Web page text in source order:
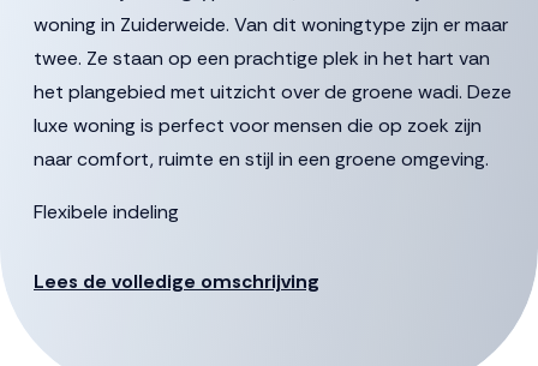
woning in Zuiderweide. Van dit woningtype zijn er maar
twee. Ze staan op een prachtige plek in het hart van
het plangebied met uitzicht over de groene wadi. Deze
luxe woning is perfect voor mensen die op zoek zijn
naar comfort, ruimte en stijl in een groene omgeving.
Flexibele indeling
aan de tuinzijde en de woonkamer aan de voorzijde of
woonkamer en keuken extra ruim en licht. De
Lees de volledige omschrijving